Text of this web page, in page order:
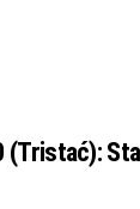
(Tristać):